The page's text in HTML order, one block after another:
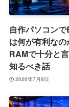
自作パソコン
は何が有利な
RAMで十分と
知るべき話
2026年7月8日